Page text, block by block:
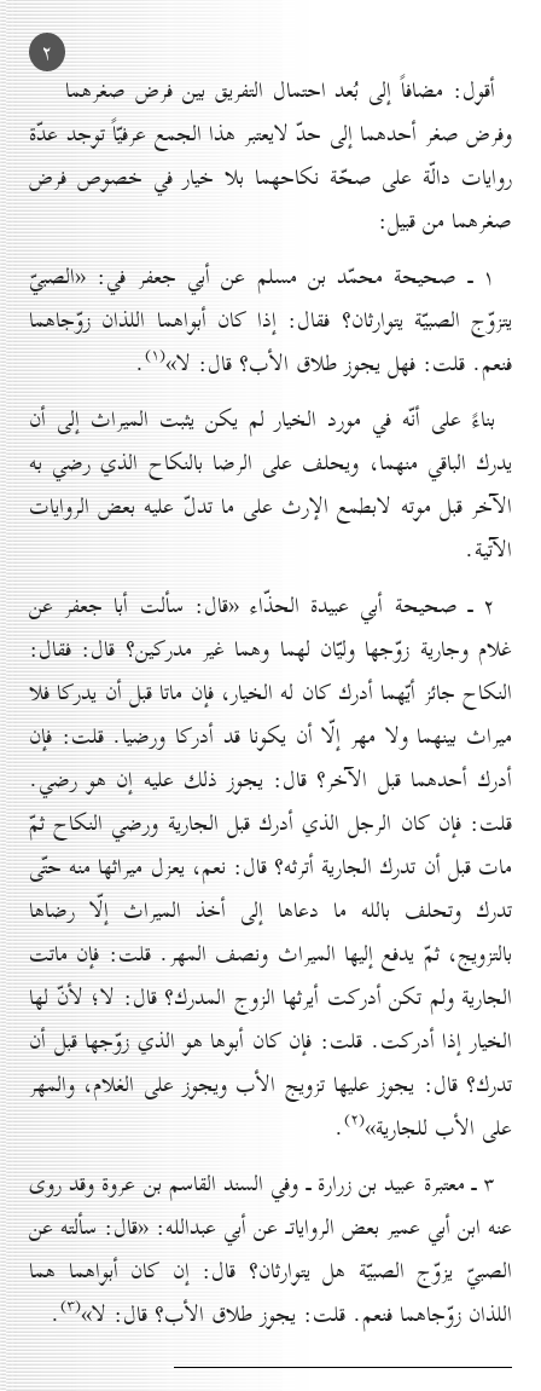
۲
أقول: مضافاً إلى بُعد احتمال التفريق بين فرض صغرهما
وفرض صغر أحدهما إلى حدّ لايعتبر هذا الجمع عرفيّاً توجد عدّة
روايات دالّة على صحّة نكاحهما بلا خيار في خصوص فرض
صغرهما من قبيل:
۱ ـ صحيحة محمّد بن مسلم عن أبي جعفر في: «الصبيّ
يتزوّج الصبيّة يتوارثان؟ فقال: إذا كان أبواهما اللذان زوّجاهما
فنعم. قلت: فهل يجوز طلاق الأب؟ قال: لا»(۱) .
بناءً على أنّه في مورد الخيار لم يكن يثبت الميراث إلى أن
يدرك الباقي منهما، ويحلف على الرضا بالنكاح الذي رضي به
الآخر قبل موته لابطمع الإرث على ما تدلّ عليه بعض الروايات
الآتية.
۲ ـ صحيحة أبي عبيدة الحذّاء «قال: سألت أبا جعفر عن
غلام وجارية زوّجها وليّان لهما وهما غير مدركين؟ قال: فقال:
النكاح جائز أيّهما أدرك كان له الخيار، فإن ماتا قبل أن يدركا فلا
ميراث بينهما ولا مهر إلّا أن يكونا قد أدركا ورضيا. قلت: فإن
أدرك أحدهما قبل الآخر؟ قال: يجوز ذلك عليه إن هو رضي.
قلت: فإن كان الرجل الذي أدرك قبل الجارية ورضي النكاح ثمّ
مات قبل أن تدرك الجارية أترثه؟ قال: نعم، يعزل ميراثها منه حتّى
تدرك وتحلف بالله ما دعاها إلى أخذ الميراث إلّا رضاها
بالتزويج، ثمّ يدفع إليها الميراث ونصف المهر. قلت: فإن ماتت
الجارية ولم تكن أدركت أيرثها الزوج المدرك؟ قال: لا؛ لأنّ لها
الخيار إذا أدركت. قلت: فإن كان أبوها هو الذي زوّجها قبل أن
تدرك؟ قال: يجوز عليها تزويج الأب ويجوز على الغلام، والمهر
على الأب للجارية»(۲) .
۳ ـ معتبرة عبيد بن زرارة ـ وفي السند القاسم بن عروة وقد روى
عنه ابن أبي عمير بعض الرواياتـ عن أبي عبدالله: «قال: سألته عن
الصبيّ يزوّج الصبيّة هل يتوارثان؟ قال: إن كان أبواهما هما
اللذان زوّجاهما فنعم. قلت: يجوز طلاق الأب؟ قال: لا»(۳) .